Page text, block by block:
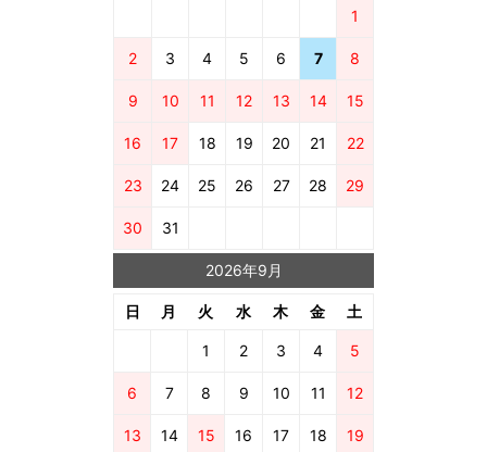
1
2 3 4 5 6 7 8
9 10 11 12 13 14 15
16 17 18 19 20 21 22
23 24 25 26 27 28 29
30 31
2026年9月
日 月 火 水 木 金 土
1 2 3 4 5
6 7 8 9 10 11 12
13 14 15 16 17 18 19